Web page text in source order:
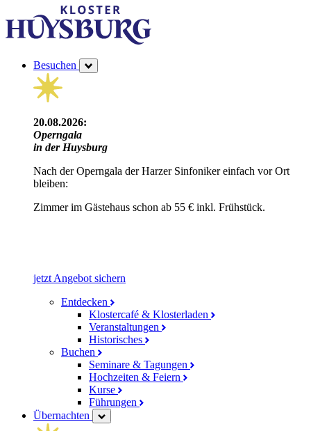
Besuchen
20.08.2026:
Operngala
in der Huysburg
Nach der Operngala der Harzer Sinfoniker einfach vor Ort
bleiben:
Zimmer im Gästehaus schon ab 55 € inkl. Frühstück.
jetzt Angebot sichern
Entdecken
Klostercafé & Klosterladen
Veranstaltungen
Historisches
Buchen
Seminare & Tagungen
Hochzeiten & Feiern
Kurse
Führungen
Übernachten